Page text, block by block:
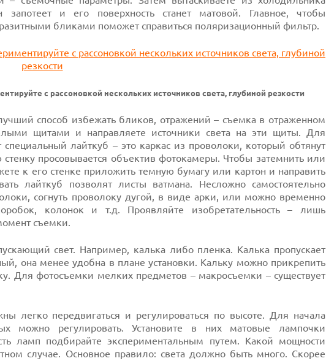
и его поверхность станет матовой. Главное, чтобы
бликами поможет справиться поляризационный фильтр.
с рассоновкой нескольких источников света, глубиной резкости
способ избежать бликов, отражений – съемка в отраженном
щитами и направляете источники света на эти щиты. Для
лайткуб – это каркас из проволоки, который обтянут
просовывается объектив фотокамеры. Чтобы затемнить или
к его стенке приложить темную бумагу или картон и направить
лайткуб позволят листы ватмана. Несложно самостоятельно
согнуть проволоку дугой, в виде арки, или можно временно
колонок и т.д. Проявляйте изобретательность – лишь
съемки.
свет. Например, калька либо пленка. Калька пропускает
она менее удобна в плане установки. Кальку можно прикрепить
Для фотосъемки мелких предметов – макросъемки – существует
легко передвигаться и регулироваться по высоте. Для начала
можно регулировать. Установите в них матовые лампочки
ламп подбирайте экспериментальным путем. Какой мощности
случае. Основное правило: света должно быть много. Скорее